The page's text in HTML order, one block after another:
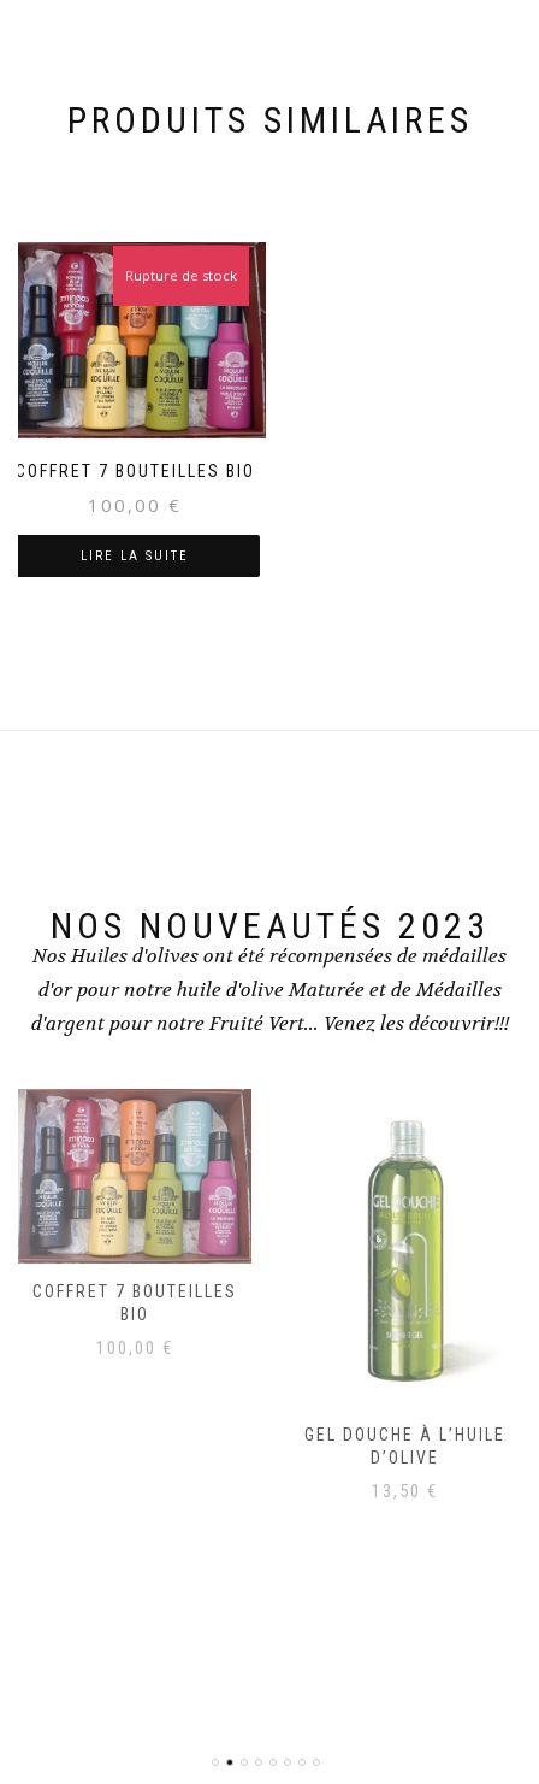
PRODUITS SIMILAIRES
COFFRET 7 BOUTEILLES BIO
100,00 €
Rupture de stock
LIRE LA SUITE
NOS NOUVEAUTÉS 2023
Nos Huiles d'olives ont été récompensées de médailles
d'or pour notre huile d'olive Maturée et de Médailles
d'argent pour notre Fruité Vert... Venez les découvrir!!!
COFFRET 7 BOUTEILLES
BIO
100,00 €
GEL DOUCHE À L’HUILE
D’OLIVE
13,50 €